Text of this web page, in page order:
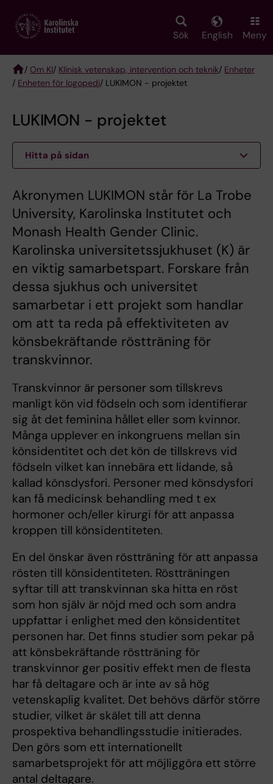
main
Sök English Meny
Breadcrumb
/ Om KI/ Klinisk vetenskap, intervention och teknik/ Enheter
/ Enheten för logopedi/ LUKIMON - projektet
LUKIMON - projektet
Hitta på sidan
Akronymen LUKIMON står för La Trobe
University, Karolinska Institutet och
Monash Health Gender Clinic.
Karolinska universitetssjukhuset (K) är
en viktig samarbetspart. Forskare från
dessa sjukhus och universitet
samarbetar i ett projekt som handlar
om att ta reda på effektiviteten av
könsbekräftande röstträning för
transkvinnor.
Transkvinnor är personer som tillskrevs
manligt kön vid födseln och som identifierar
sig åt det feminina hållet eller som kvinnor.
Många upplever en inkongruens mellan sin
könsidentitet och det kön de tillskrevs vid
födseln vilket kan innebära ett lidande, så
kallad könsdysfori. Personer med könsdysfori
kan få medicinsk behandling med t ex
hormoner och/eller kirurgi för att anpassa
kroppen till könsidentiteten.
En del önskar även röstträning för att anpassa
rösten till könsidentiteten. Röstträningen
syftar till att transkvinnan ska hitta en röst
som hon själv är nöjd med och som andra
uppfattar i enlighet med den könsidentitet
personen har. Det finns studier som pekar på
att könsbekräftande röstträning för
transkvinnor ger positiv effekt men de flesta
har få deltagare och är inte av så hög
vetenskaplig kvalitet. Det behövs därför större
studier, vilket är skälet till att denna
prospektiva behandlingsstudie initierades.
Den görs som ett internationellt
samarbetsprojekt för att möjliggöra ett större
antal deltagare.